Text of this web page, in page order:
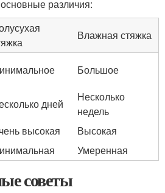
различия:
Влажная стяжка
Большое
дней
Несколько
недель
высокая
Высокая
Умеренная
советы